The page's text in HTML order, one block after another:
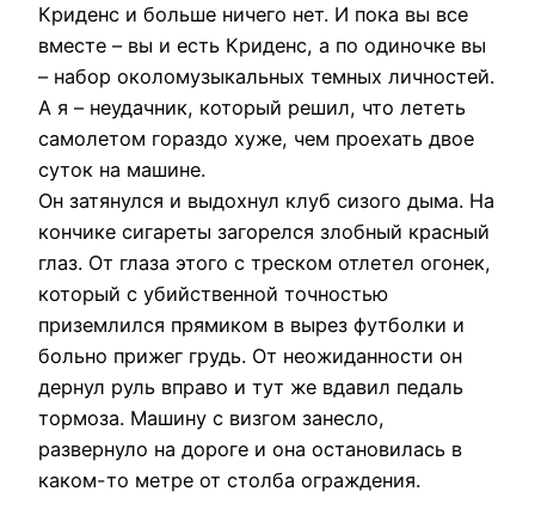
Криденс и больше ничего нет. И пока вы все
вместе – вы и есть Криденс, а по одиночке вы
– набор околомузыкальных темных личностей.
А я – неудачник, который решил, что лететь
самолетом гораздо хуже, чем проехать двое
суток на машине.
Он затянулся и выдохнул клуб сизого дыма. На
кончике сигареты загорелся злобный красный
глаз. От глаза этого с треском отлетел огонек,
который с убийственной точностью
приземлился прямиком в вырез футболки и
больно прижег грудь. От неожиданности он
дернул руль вправо и тут же вдавил педаль
тормоза. Машину с визгом занесло,
развернуло на дороге и она остановилась в
каком-то метре от столба ограждения.